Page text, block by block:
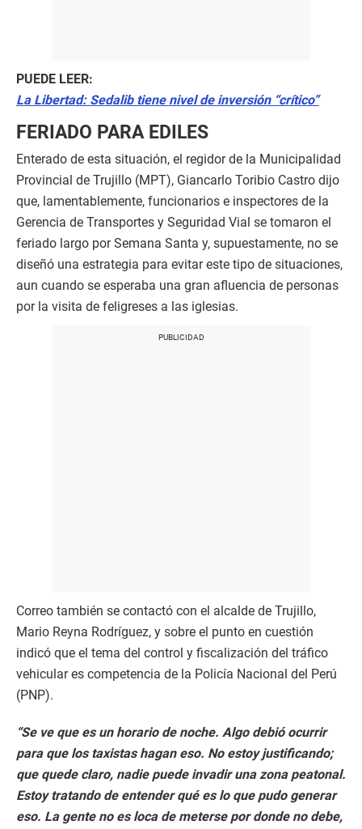
PUEDE LEER:
La Libertad: Sedalib tiene nivel de inversión “crítico”
FERIADO PARA EDILES
Enterado de esta situación, el regidor de la Municipalidad
Provincial de Trujillo (MPT), Giancarlo Toribio Castro dijo
que, lamentablemente, funcionarios e inspectores de la
Gerencia de Transportes y Seguridad Vial se tomaron el
feriado largo por Semana Santa y, supuestamente, no se
diseñó una estrategia para evitar este tipo de situaciones,
aun cuando se esperaba una gran afluencia de personas
por la visita de feligreses a las iglesias.
Correo también se contactó con el alcalde de Trujillo,
Mario Reyna Rodríguez, y sobre el punto en cuestión
indicó que el tema del control y fiscalización del tráfico
vehicular es competencia de la Policía Nacional del Perú
(PNP).
“Se ve que es un horario de noche. Algo debió ocurrir
para que los taxistas hagan eso. No estoy justificando;
que quede claro, nadie puede invadir una zona peatonal.
Estoy tratando de entender qué es lo que pudo generar
eso. La gente no es loca de meterse por donde no debe,